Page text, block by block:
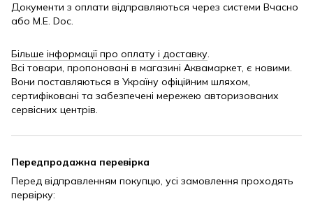
Документи з оплати відправляються через системи Вчасно
або M.E. Doc.
Більше інформації про оплату і доставку.
Всі товари, пропоновані в магазині Аквамаркет, є новими.
Вони поставляються в Україну офіційним шляхом,
сертифіковані та забезпечені мережею авторизованих
сервісних центрів.
Передпродажна перевірка
Перед відправленням покупцю, усі замовлення проходять
первірку: